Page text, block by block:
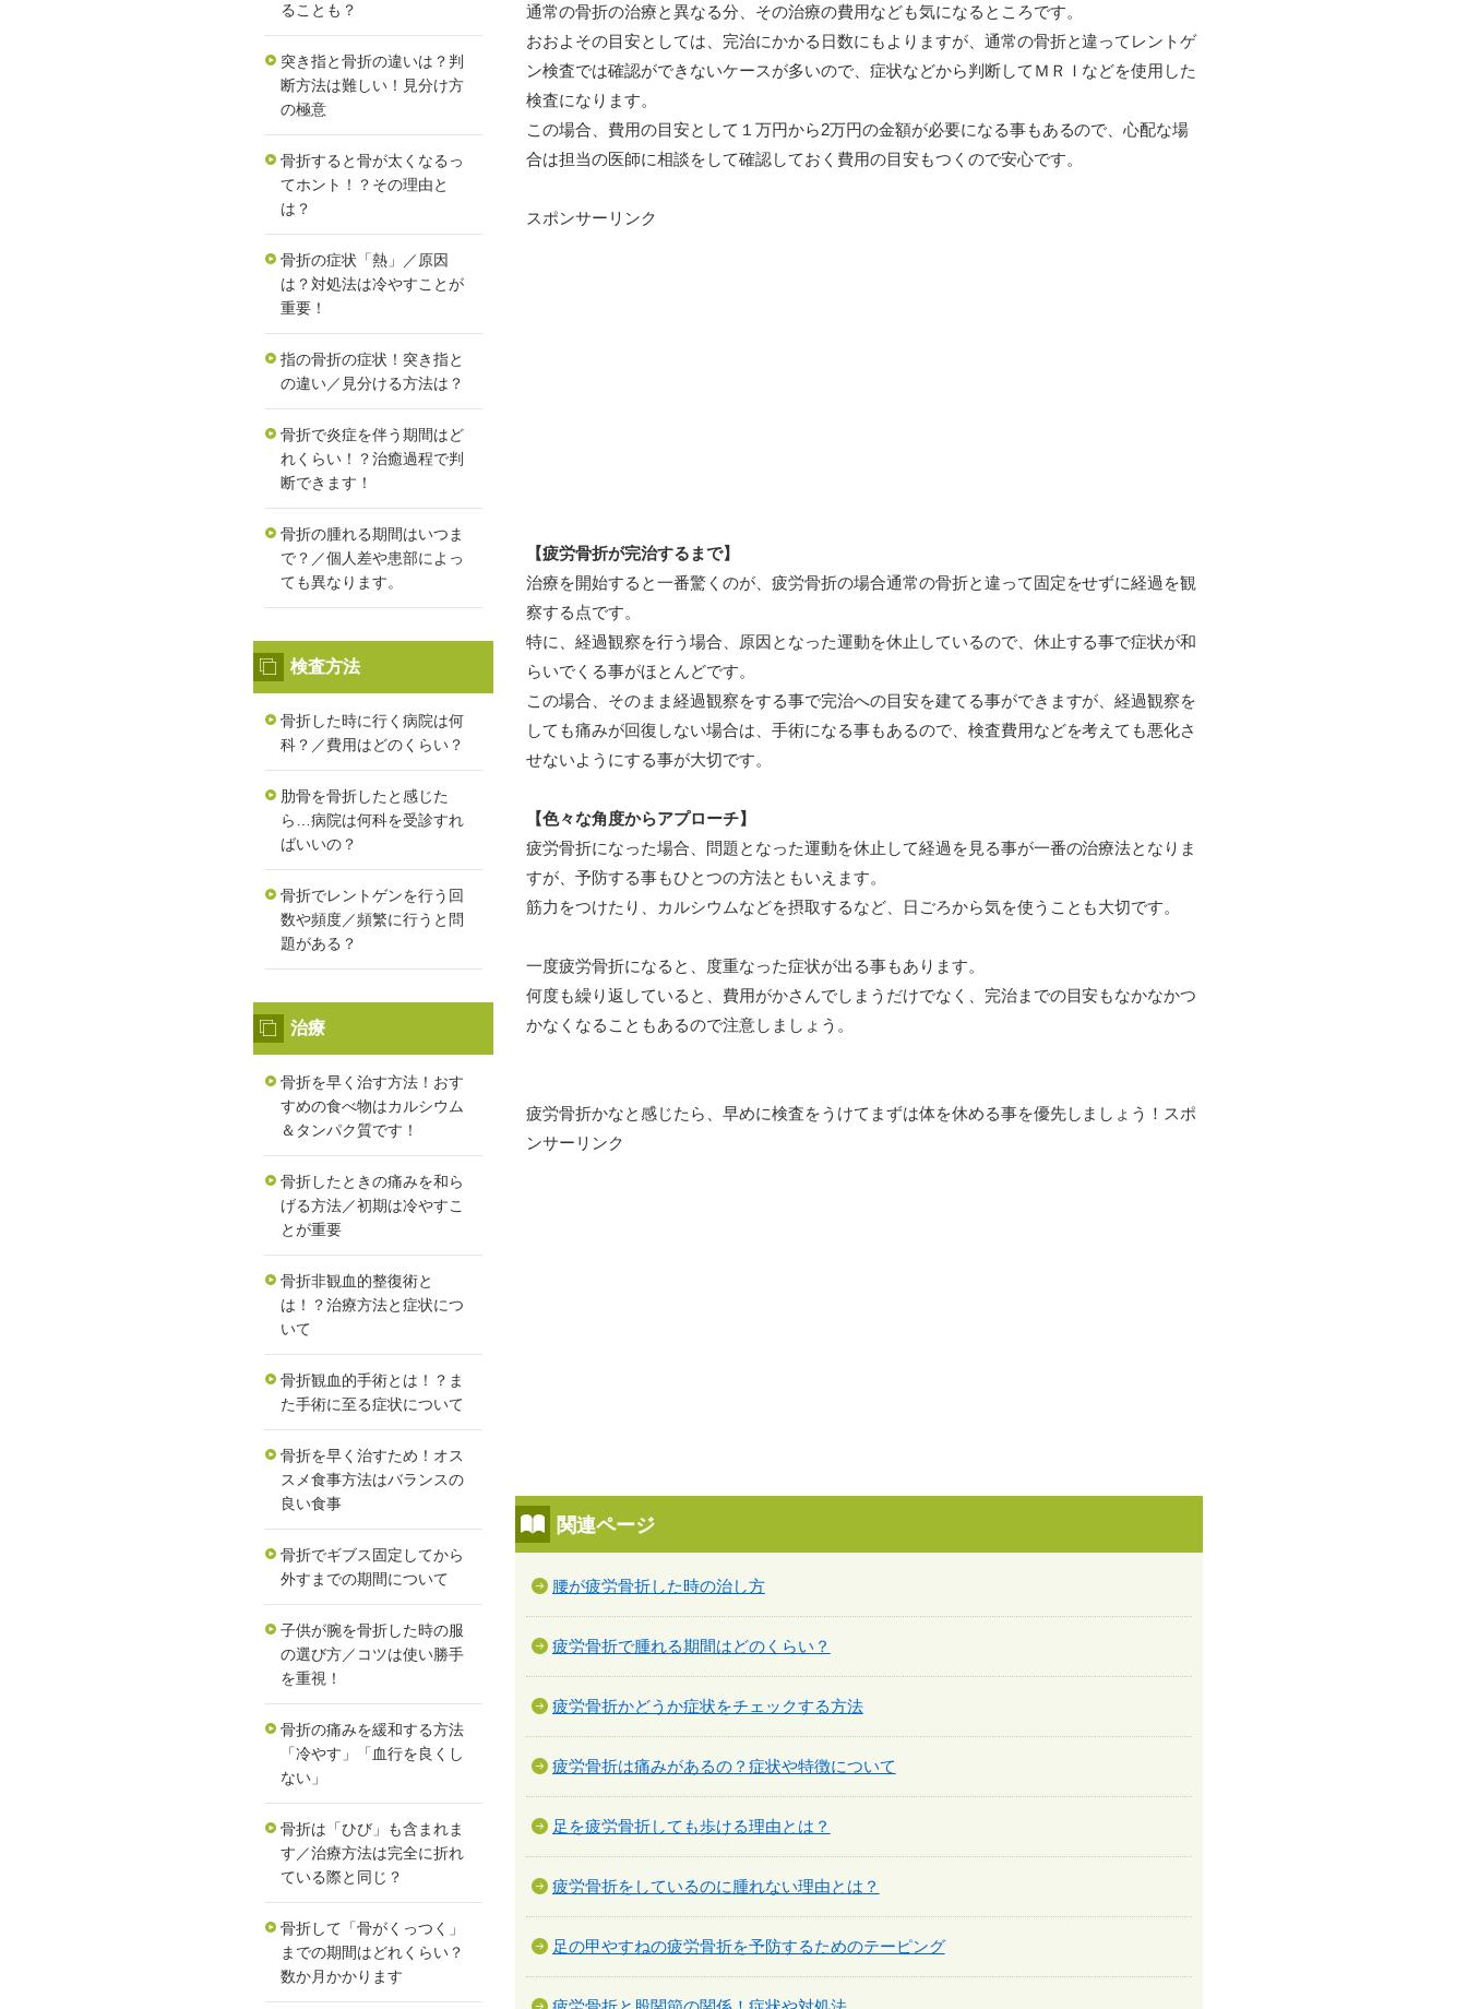
通常の骨折の治療と異なる分、その治療の費用なども気になるところです。
おおよその目安としては、完治にかかる日数にもよりますが、通常の骨折と違ってレントゲ
ン検査では確認ができないケースが多いので、症状などから判断してＭＲＩなどを使用した
検査になります。
この場合、費用の目安として１万円から2万円の金額が必要になる事もあるので、心配な場
合は担当の医師に相談をして確認しておく費用の目安もつくので安心です。
スポンサーリンク
【疲労骨折が完治するまで】
治療を開始すると一番驚くのが、疲労骨折の場合通常の骨折と違って固定をせずに経過を観
察する点です。
特に、経過観察を行う場合、原因となった運動を休止しているので、休止する事で症状が和
らいでくる事がほとんどです。
この場合、そのまま経過観察をする事で完治への目安を建てる事ができますが、経過観察を
しても痛みが回復しない場合は、手術になる事もあるので、検査費用などを考えても悪化さ
せないようにする事が大切です。
【色々な角度からアプローチ】
疲労骨折になった場合、問題となった運動を休止して経過を見る事が一番の治療法となりま
すが、予防する事もひとつの方法ともいえます。
筋力をつけたり、カルシウムなどを摂取するなど、日ごろから気を使うことも大切です。
一度疲労骨折になると、度重なった症状が出る事もあります。
何度も繰り返していると、費用がかさんでしまうだけでなく、完治までの目安もなかなかつ
かなくなることもあるので注意しましょう。
疲労骨折かなと感じたら、早めに検査をうけてまずは体を休める事を優先しましょう！スポ
ンサーリンク
関連ページ
腰が疲労骨折した時の治し方
疲労骨折で腫れる期間はどのくらい？
疲労骨折かどうか症状をチェックする方法
疲労骨折は痛みがあるの？症状や特徴について
足を疲労骨折しても歩ける理由とは？
疲労骨折をしているのに腫れない理由とは？
足の甲やすねの疲労骨折を予防するためのテーピング
ることも？
突き指と骨折の違いは？判
断方法は難しい！見分け方
の極意
骨折すると骨が太くなるっ
てホント！？その理由と
は？
骨折の症状「熱」／原因
は？対処法は冷やすことが
重要！
指の骨折の症状！突き指と
の違い／見分ける方法は？
骨折で炎症を伴う期間はど
れくらい！？治癒過程で判
断できます！
骨折の腫れる期間はいつま
で？／個人差や患部によっ
ても異なります。
検査方法
骨折した時に行く病院は何
科？／費用はどのくらい？
肋骨を骨折したと感じた
ら…病院は何科を受診すれ
ばいいの？
骨折でレントゲンを行う回
数や頻度／頻繁に行うと問
題がある？
治療
骨折を早く治す方法！おす
すめの食べ物はカルシウム
＆タンパク質です！
骨折したときの痛みを和ら
げる方法／初期は冷やすこ
とが重要
骨折非観血的整復術と
は！？治療方法と症状につ
いて
骨折観血的手術とは！？ま
た手術に至る症状について
骨折を早く治すため！オス
スメ食事方法はバランスの
良い食事
骨折でギブス固定してから
外すまでの期間について
子供が腕を骨折した時の服
の選び方／コツは使い勝手
を重視！
骨折の痛みを緩和する方法
「冷やす」「血行を良くし
ない」
骨折は「ひび」も含まれま
す／治療方法は完全に折れ
ている際と同じ？
骨折して「骨がくっつく」
までの期間はどれくらい？
数か月かかります